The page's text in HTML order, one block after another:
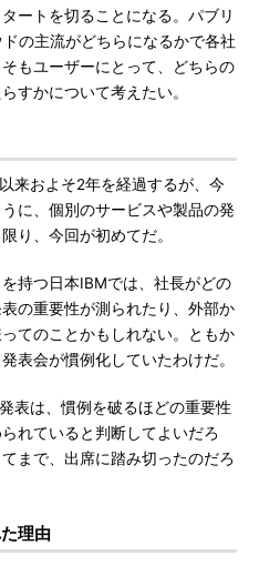
ートを切ることになる。パブリ
の主流がどちらになるかで各社
もユーザーにとって、どちらの
すかについて考えたい。
来およそ2年を経過するが、今
に、個別のサービスや製品の発
り、今回が初めてだ。
持つ日本IBMでは、社長がどの
の重要性が測られたり、外部か
てのことかもしれない。ともか
表会が慣例化していたわけだ。
表は、慣例を破るほどの重要性
れていると判断してよいだろ
まで、出席に踏み切ったのだろ
理由